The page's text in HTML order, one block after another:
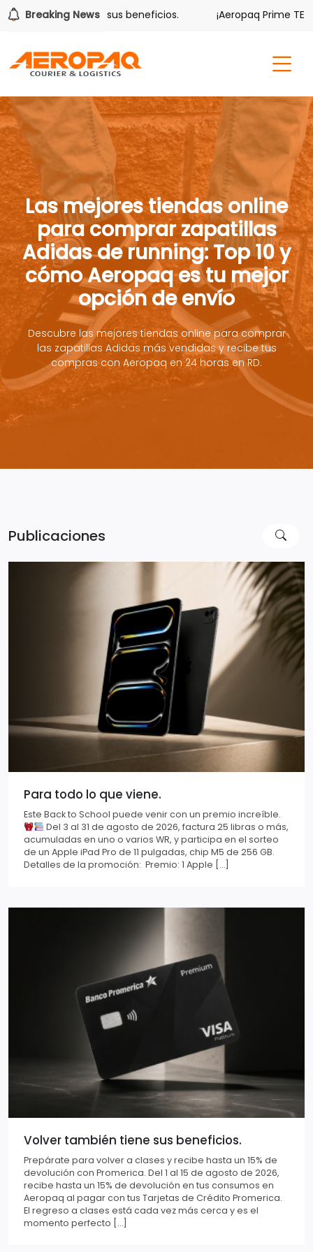
Breaking News
también tiene sus beneficios. ¡Aeropaq Prime TE DA
Las mejores tiendas online
para comprar zapatillas
Adidas de running: Top 10 y
cómo Aeropaq es tu mejor
opción de envío
Descubre las mejores tiendas online para comprar
las zapatillas Adidas más vendidas y recibe tus
compras con Aeropaq en 24 horas en RD.
Publicaciones
Para todo lo que viene.
Este Back to School puede venir con un premio increíble.
Del 3 al 31 de agosto de 2026, factura 25 libras o más,
acumuladas en uno o varios WR, y participa en el sorteo
de un Apple iPad Pro de 11 pulgadas, chip M5 de 256 GB.
Detalles de la promoción: Premio: 1 Apple […]
Volver también tiene sus beneficios.
Prepárate para volver a clases y recibe hasta un 15% de
devolución con Promerica. Del 1 al 15 de agosto de 2026,
recibe hasta un 15% de devolución en tus consumos en
Aeropaq al pagar con tus Tarjetas de Crédito Promerica.
El regreso a clases está cada vez más cerca y es el
momento perfecto […]